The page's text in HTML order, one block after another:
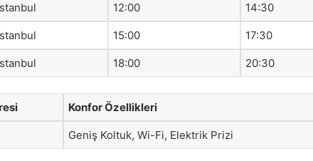
12:00 14:30
15:00 17:30
18:00 20:30
Konfor Özellikleri
Geniş Koltuk, Wi-Fi, Elektrik Prizi